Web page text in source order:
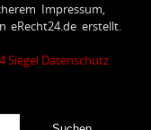
Impressum,
eRecht24.de erstellt.